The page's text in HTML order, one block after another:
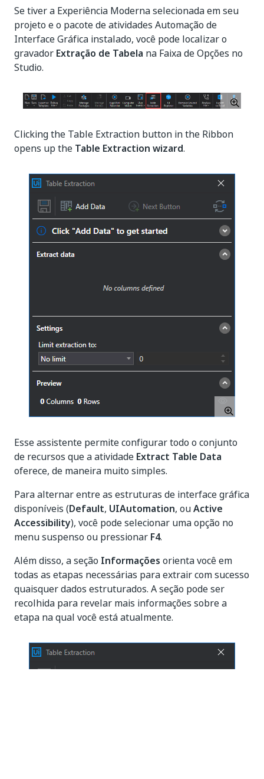
Se tiver a Experiência Moderna selecionada em seu
projeto e o pacote de atividades Automação de
Interface Gráfica instalado, você pode localizar o
gravador Extração de Tabela na Faixa de Opções no
Studio.
Clicking the Table Extraction button in the Ribbon
opens up the Table Extraction wizard.
Esse assistente permite configurar todo o conjunto
de recursos que a atividade Extract Table Data
oferece, de maneira muito simples.
Para alternar entre as estruturas de interface gráfica
disponíveis (Default, UIAutomation, ouActive
Accessibility), você pode selecionar uma opção no
menu suspenso ou pressionar F4.
Além disso, a seção Informações orienta você em
todas as etapas necessárias para extrair com sucesso
quaisquer dados estruturados. A seção pode ser
recolhida para revelar mais informações sobre a
etapa na qual você está atualmente.